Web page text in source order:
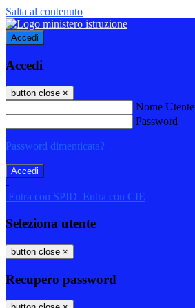
Salta al contenuto
Accedi
Accedi
button close ×
Nome Utente
Password
Password dimenticata?
-
Entra con SPID Entra con CIE
Seleziona utente
button close ×
Recupero password